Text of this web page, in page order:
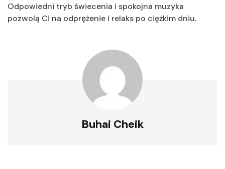
Odpowiedni tryb świecenia i spokojna muzyka
pozwolą Ci na odprężenie i relaks po ciężkim dniu.
Buhai Cheik